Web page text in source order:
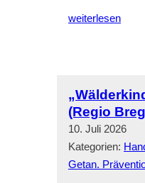
weiterlesen
(Regio
10. Juli 2026
Kategorien:
Getan.